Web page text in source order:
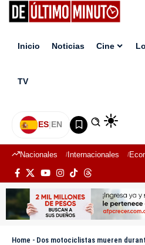
Inicio Noticias Cine
TV
ES|EN
Nacionales Internacionales
Home - Dos motociclistas mueren